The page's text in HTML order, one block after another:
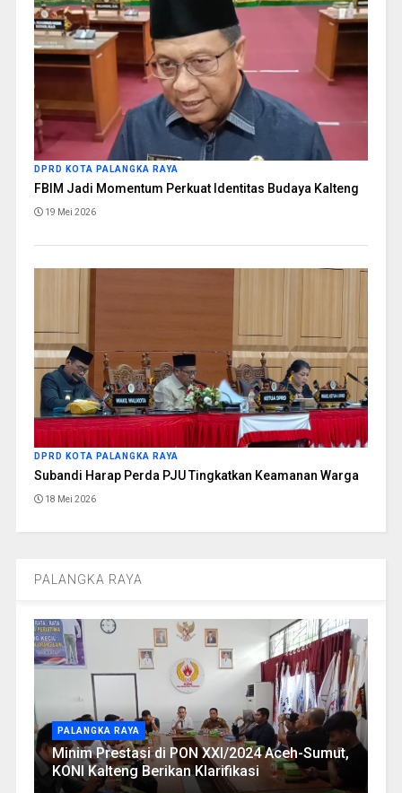
DPRD KOTA PALANGKA RAYA
FBIM Jadi Momentum Perkuat Identitas Budaya Kalteng
19 Mei 2026
DPRD KOTA PALANGKA RAYA
Subandi Harap Perda PJU Tingkatkan Keamanan Warga
18 Mei 2026
PALANGKA RAYA
PALANGKA RAYA
Minim Prestasi di PON XXI/2024 Aceh-Sumut,
KONI Kalteng Berikan Klarifikasi